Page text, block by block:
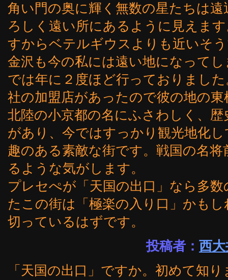
角い門の奥に輝く無数の星たちは
ろしく遠い所にあるように見えま
すからベテルギウスよりも近いそ
金沢も今の私には遠い地になって
では年に２度ほど行っておりまし
社の加盟店があったので彼の地の
北陸の小京都の名にふさわしく、
があり、今ではすっかり観光地化
趣のある素敵な街です。戦国の名
るような気がします。
プレセぺが「天国の出口」なら多
たこの街は「極楽の入り口」かも
切っているはずです。
投稿者： 西
「天国の出口」ですか。初めて知